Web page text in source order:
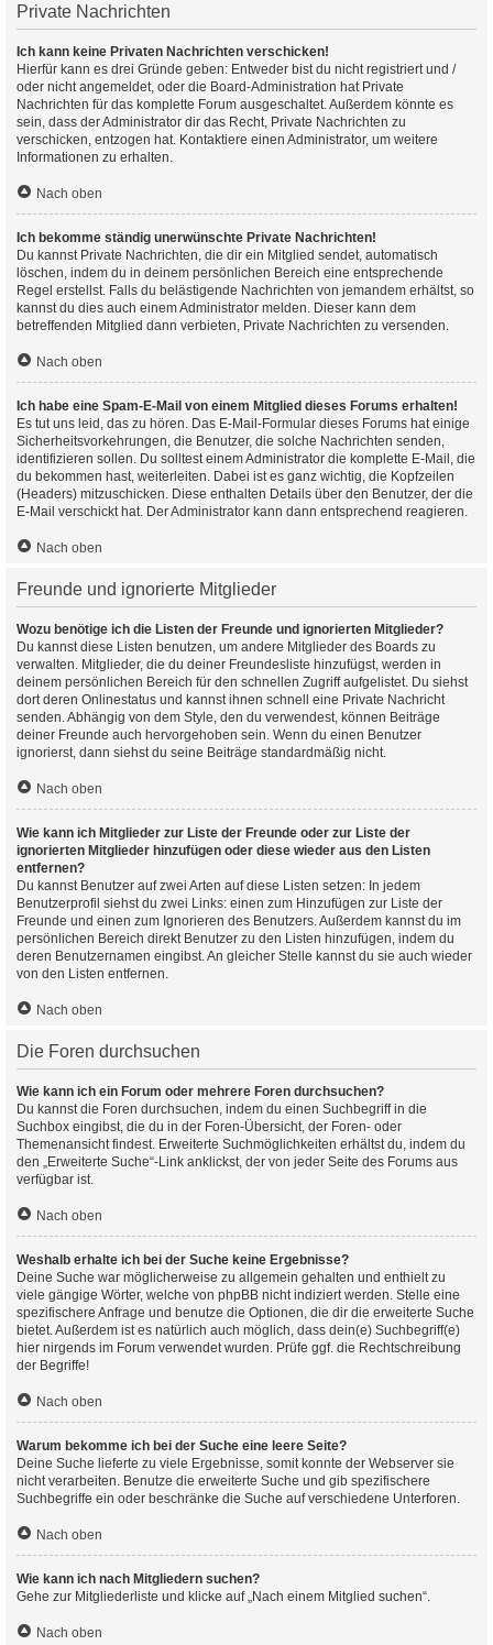
Private Nachrichten
Ich kann keine Privaten Nachrichten verschicken!
Hierfür kann es drei Gründe geben: Entweder bist du nicht registriert und /
oder nicht angemeldet, oder die Board-Administration hat Private
Nachrichten für das komplette Forum ausgeschaltet. Außerdem könnte es
sein, dass der Administrator dir das Recht, Private Nachrichten zu
verschicken, entzogen hat. Kontaktiere einen Administrator, um weitere
Informationen zu erhalten.
Nach oben
Ich bekomme ständig unerwünschte Private Nachrichten!
Du kannst Private Nachrichten, die dir ein Mitglied sendet, automatisch
löschen, indem du in deinem persönlichen Bereich eine entsprechende
Regel erstellst. Falls du belästigende Nachrichten von jemandem erhältst, so
kannst du dies auch einem Administrator melden. Dieser kann dem
betreffenden Mitglied dann verbieten, Private Nachrichten zu versenden.
Nach oben
Ich habe eine Spam-E-Mail von einem Mitglied dieses Forums erhalten!
Es tut uns leid, das zu hören. Das E-Mail-Formular dieses Forums hat einige
Sicherheitsvorkehrungen, die Benutzer, die solche Nachrichten senden,
identifizieren sollen. Du solltest einem Administrator die komplette E-Mail, die
du bekommen hast, weiterleiten. Dabei ist es ganz wichtig, die Kopfzeilen
(Headers) mitzuschicken. Diese enthalten Details über den Benutzer, der die
E-Mail verschickt hat. Der Administrator kann dann entsprechend reagieren.
Nach oben
Freunde und ignorierte Mitglieder
Wozu benötige ich die Listen der Freunde und ignorierten Mitglieder?
Du kannst diese Listen benutzen, um andere Mitglieder des Boards zu
verwalten. Mitglieder, die du deiner Freundesliste hinzufügst, werden in
deinem persönlichen Bereich für den schnellen Zugriff aufgelistet. Du siehst
dort deren Onlinestatus und kannst ihnen schnell eine Private Nachricht
senden. Abhängig von dem Style, den du verwendest, können Beiträge
deiner Freunde auch hervorgehoben sein. Wenn du einen Benutzer
ignorierst, dann siehst du seine Beiträge standardmäßig nicht.
Nach oben
Wie kann ich Mitglieder zur Liste der Freunde oder zur Liste der
ignorierten Mitglieder hinzufügen oder diese wieder aus den Listen
entfernen?
Du kannst Benutzer auf zwei Arten auf diese Listen setzen: In jedem
Benutzerprofil siehst du zwei Links: einen zum Hinzufügen zur Liste der
Freunde und einen zum Ignorieren des Benutzers. Außerdem kannst du im
persönlichen Bereich direkt Benutzer zu den Listen hinzufügen, indem du
deren Benutzernamen eingibst. An gleicher Stelle kannst du sie auch wieder
von den Listen entfernen.
Nach oben
Die Foren durchsuchen
Wie kann ich ein Forum oder mehrere Foren durchsuchen?
Du kannst die Foren durchsuchen, indem du einen Suchbegriff in die
Suchbox eingibst, die du in der Foren-Übersicht, der Foren- oder
Themenansicht findest. Erweiterte Suchmöglichkeiten erhältst du, indem du
den „Erweiterte Suche“-Link anklickst, der von jeder Seite des Forums aus
verfügbar ist.
Nach oben
Weshalb erhalte ich bei der Suche keine Ergebnisse?
Deine Suche war möglicherweise zu allgemein gehalten und enthielt zu
viele gängige Wörter, welche von phpBB nicht indiziert werden. Stelle eine
spezifischere Anfrage und benutze die Optionen, die dir die erweiterte Suche
bietet. Außerdem ist es natürlich auch möglich, dass dein(e) Suchbegriff(e)
hier nirgends im Forum verwendet wurden. Prüfe ggf. die Rechtschreibung
der Begriffe!
Nach oben
Warum bekomme ich bei der Suche eine leere Seite?
Deine Suche lieferte zu viele Ergebnisse, somit konnte der Webserver sie
nicht verarbeiten. Benutze die erweiterte Suche und gib spezifischere
Suchbegriffe ein oder beschränke die Suche auf verschiedene Unterforen.
Nach oben
Wie kann ich nach Mitgliedern suchen?
Gehe zur Mitgliederliste und klicke auf „Nach einem Mitglied suchen“.
Nach oben